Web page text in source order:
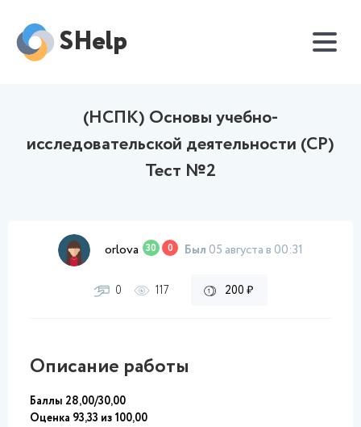
SHelp
(НСПК) Основы учебно-
исследовательской деятельности (СР)
Тест №2
orlova 30 0 Был 05 августа в 00:31
0 117 200 ₽
Описание работы
Баллы 28,00/30,00
Оценка 93,33 из 100,00